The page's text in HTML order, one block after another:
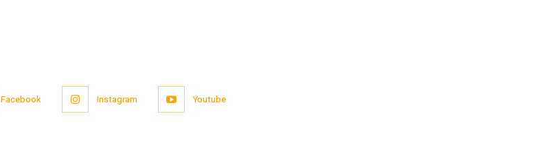
Facebook Instagram Youtube